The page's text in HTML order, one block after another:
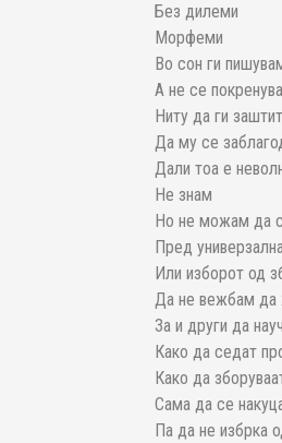
Без дилеми
Морфеми
Во сон ги
А не се
Ниту да ги
Да му се
Дали тоа е
Не знам
Но не можам да
Пред
Или изборот од
Да не вежбам да
За и други да
Како да седат
Како да
Сама да се
Па да не избрка